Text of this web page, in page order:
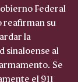
Federal
reafirman su
la
sinaloense al
Se
el 911